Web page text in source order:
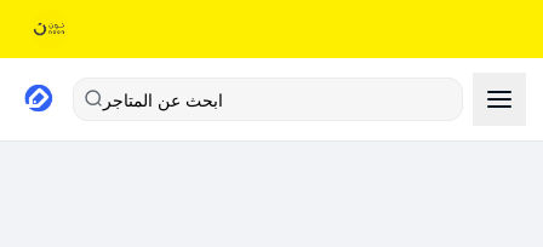
ابحث عن المتاجر